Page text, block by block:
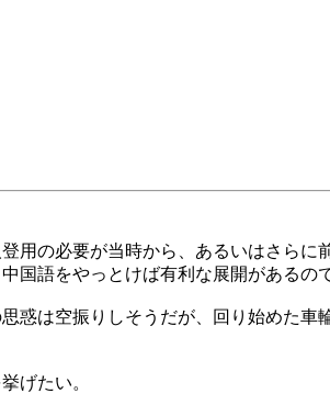
の必要が当時から、あるいはさら
国語をやっとけば有利な展開があるの
は空振りしそうだが、回り始めた
げたい。